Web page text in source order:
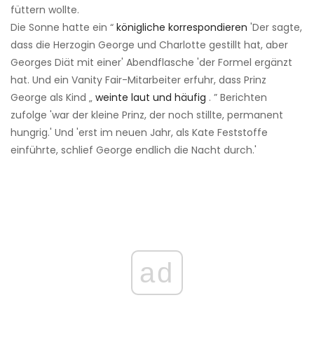
füttern wollte.
Die Sonne hatte ein “ königliche korrespondieren 'Der sagte,
dass die Herzogin George und Charlotte gestillt hat, aber
Georges Diät mit einer' Abendflasche 'der Formel ergänzt
hat. Und ein Vanity Fair-Mitarbeiter erfuhr, dass Prinz
George als Kind „ weinte laut und häufig . ” Berichten
zufolge 'war der kleine Prinz, der noch stillte, permanent
hungrig.' Und 'erst im neuen Jahr, als Kate Feststoffe
einführte, schlief George endlich die Nacht durch.'
ad